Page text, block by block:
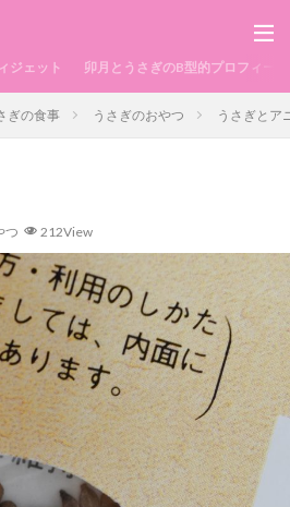
ジェット 卯月とうさぎのB型的プロフィール
ぎの食事 うさぎのおやつ うさぎとア
つ 212View